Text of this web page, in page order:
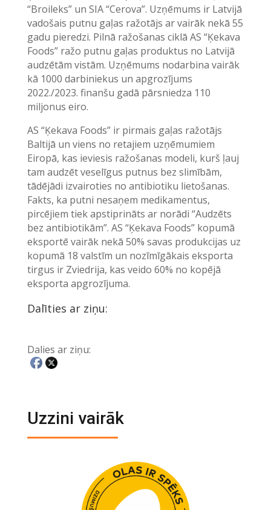
“Broileks” un SIA “Cerova”. Uzņēmums ir Latvijā
vadošais putnu gaļas ražotājs ar vairāk nekā 55
gadu pieredzi. Pilnā ražošanas ciklā AS “Ķekava
Foods” ražo putnu gaļas produktus no Latvijā
audzētām vistām. Uzņēmums nodarbina vairāk
kā 1000 darbiniekus un apgrozījums
2022./2023. finanšu gadā pārsniedza 110
miljonus eiro.
AS “Ķekava Foods” ir pirmais gaļas ražotājs
Baltijā un viens no retajiem uzņēmumiem
Eiropā, kas ieviesis ražošanas modeli, kurš ļauj
tam audzēt veselīgus putnus bez slimībām,
tādējādi izvairoties no antibiotiku lietošanas.
Fakts, ka putni nesaņem medikamentus,
pircējiem tiek apstiprināts ar norādi “Audzēts
bez antibiotikām”. AS “Ķekava Foods” kopumā
eksportē vairāk nekā 50% savas produkcijas uz
kopumā 18 valstīm un nozīmīgākais eksporta
tirgus ir Zviedrija, kas veido 60% no kopējā
eksporta apgrozījuma.
Dalīties ar ziņu:
Dalies ar ziņu:
Uzzini vairāk